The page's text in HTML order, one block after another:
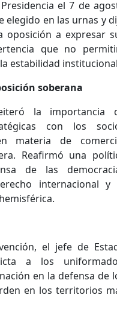
el 7 de
elegido en las urnas y
oposición a expresar
que no
estabilidad
soberana
la importancia
con los
materia de
Reafirmó una
de las
internacional y
el jefe de
a los
en la defensa de
en los territorios